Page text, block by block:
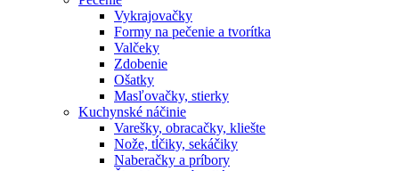
Vykrajovačky
Formy na pečenie a tvorítka
Valčeky
Zdobenie
Ošatky
Masľovačky, stierky
Kuchynské náčinie
Varešky, obracačky, kliešte
Nože, tĺčiky, sekáčiky
Naberačky a príbory